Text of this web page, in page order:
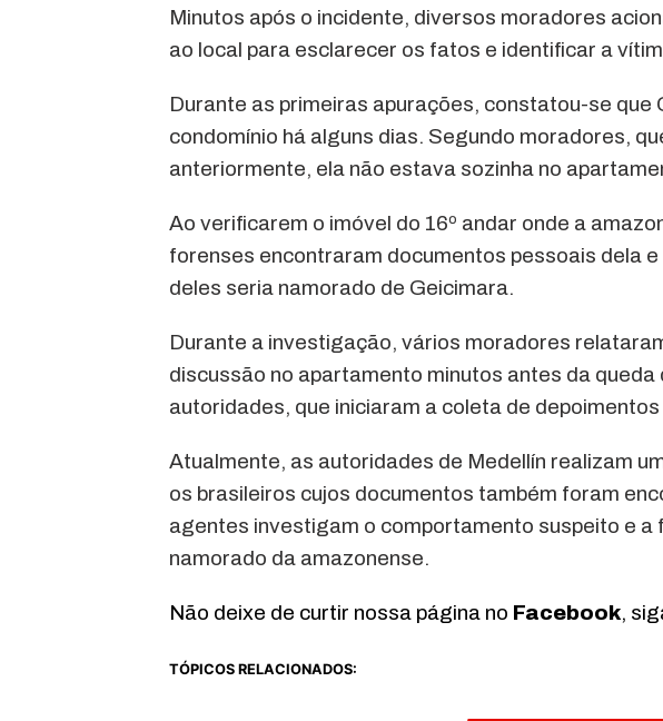
Minutos após o incidente, diversos moradores
ao local para esclarecer os fatos e identificar a
Durante as primeiras apurações, constatou-se que
condomínio há alguns dias. Segundo moradores,
anteriormente, ela não estava sozinha no
Ao verificarem o imóvel do 16º andar onde a
forenses encontraram documentos pessoais dela
deles seria namorado de Geicimara.
Durante a investigação, vários moradores
discussão no apartamento minutos antes da queda
autoridades, que iniciaram a coleta de
Atualmente, as autoridades de Medellín realizam
os brasileiros cujos documentos também foram
agentes investigam o comportamento suspeito e a
namorado da amazonense.
Não deixe de curtir nossa página no Facebook,
TÓPICOS RELACIONADOS: